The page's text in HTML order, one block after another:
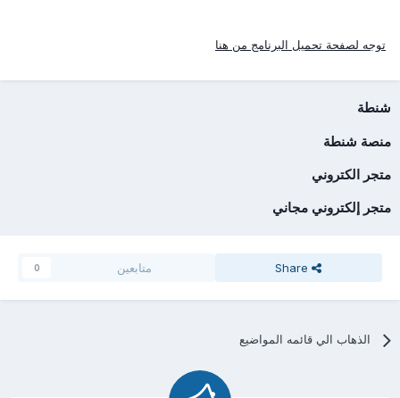
توجه لصفحة تحميل البرنامج من هنا
شنطة
منصة شنطة
متجر الكتروني
متجر إلكتروني مجاني
Share متابعين 0
الذهاب الي قائمه المواضيع